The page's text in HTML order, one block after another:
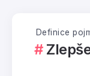
Definice